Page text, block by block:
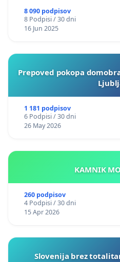
8 090 podpisov
8 Podpisi / 30 dni
16 Jun 2025
Prepoved pokopa
1 181 podpisov
6 Podpisi / 30 dni
26 May 2026
260 podpisov
4 Podpisi / 30 dni
15 Apr 2026
Slovenija brez